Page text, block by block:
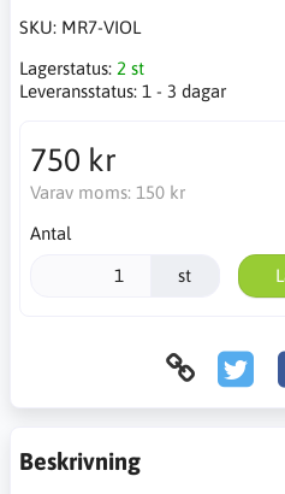
SKU: MR7-VIOL
Lagerstatus: 2 st
Leveransstatus: 1 - 3 dagar
750 kr
Varav moms: 150 kr
Antal
st
Beskrivning